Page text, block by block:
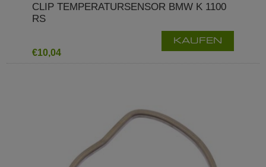
CLIP TEMPERATURSENSOR BMW K 1100
RS
€10,04
KAUFEN